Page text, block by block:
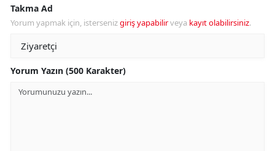
Takma Ad
Yorum yapmak için, istersenizgiriş yapabilirveya kayıt olabilirsiniz.
Yorum Yazın (500 Karakter)